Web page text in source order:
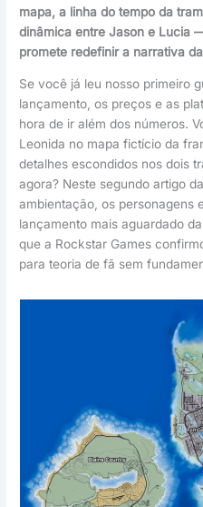
mapa, a linha do tempo da
dinâmica entre Jason e Lucia
promete redefinir a narrativa
Se você já leu nosso primeiro
lançamento, os preços e as
hora de ir além dos números.
Leonida no mapa fictício da
detalhes escondidos nos dois
agora? Neste segundo artigo
ambientação, os personagens
lançamento mais aguardado
que a Rockstar Games
para teoria de fã sem